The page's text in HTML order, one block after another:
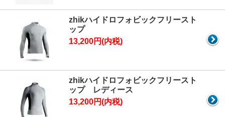
zhikハイドロフォビックフリースト
ップ
13,200円(内税)
zhikハイドロフォビックフリースト
ップ レディース
13,200円(内税)